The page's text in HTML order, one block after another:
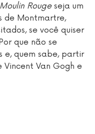
Moulin Rougeseja um
de Montmartre,
se você quiser
que não se
e, quem sabe, partir
Van Gogh e